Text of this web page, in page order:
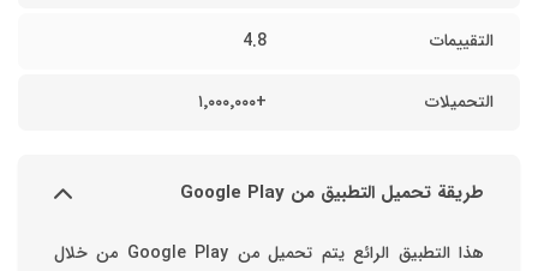
التقييمات 4.8
التحميلات +١٬٠٠٠٬٠٠٠
طريقة تحميل التطبيق من Google Play
هذا التطبيق الرائع يتم تحميل من Google Play من خلال